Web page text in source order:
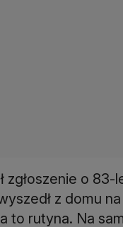
o 83-
z domu
to rutyna. Na